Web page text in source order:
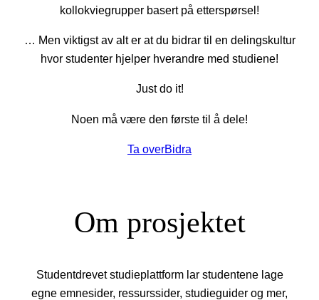
kollokviegrupper basert på etterspørsel!
… Men viktigst av alt er at du bidrar til en delingskultur
hvor studenter hjelper hverandre med studiene!
Just do it!
Noen må være den første til å dele!
Ta overBidra
Om prosjektet
Studentdrevet studieplattform lar studentene lage
egne emnesider, ressurssider, studieguider og mer,